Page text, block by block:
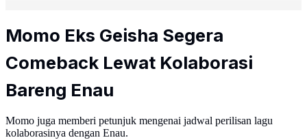
Momo Eks Geisha Segera
Comeback Lewat Kolaborasi
Bareng Enau
Momo juga memberi petunjuk mengenai jadwal perilisan lagu
kolaborasinya dengan Enau.